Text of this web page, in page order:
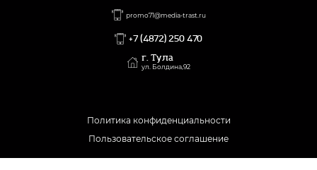
promo71@media-trast.ru
+7 (4872) 250 470
г. Тула
ул. Болдина,92
Политика конфиденциальности
Пользовательское соглашение